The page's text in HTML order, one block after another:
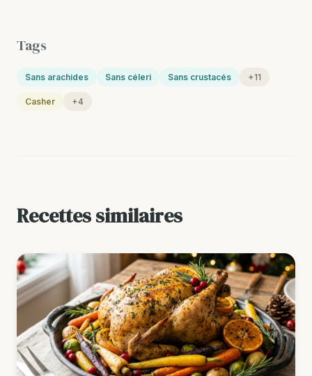
Tags
Sans arachides Sans céleri Sans crustacés +11
Casher +4
Recettes similaires